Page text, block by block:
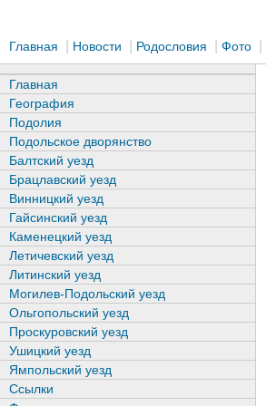
Главная Новости Родословия Фото
Главная
География
Подолия
Подольское дворянство
Балтский уезд
Брацлавский уезд
Винницкий уезд
Гайсинский уезд
Каменецкий уезд
Летичевский уезд
Литинский уезд
Могилев-Подольский уезд
Ольгопольский уезд
Проскуровский уезд
Ушицкий уезд
Ямпольский уезд
Ссылки